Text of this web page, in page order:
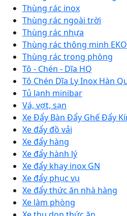
Thùng rác inox
Thùng rác ngoài trời
Thùng rác nhựa
Thùng rác thông minh EKO
Thùng rác trong phòng
Tô - Chén - Dĩa HQ
Tô Chén Dĩa Ly Inox Hàn
Tủ lạnh minibar
Vá, vợt, sạn
Xe Đẩy Bàn Đẩy Ghế Đẩy
Xe đẩy đồ vải
Xe đẩy hàng
Xe đẩy hành lý
Xe đẩy khay inox GN
Xe đẩy phục vụ
Xe đẩy thức ăn nhà hàng
Xe làm phòng